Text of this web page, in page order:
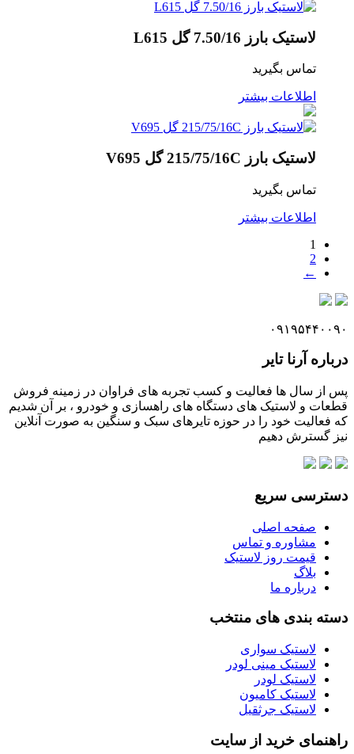
لاستیک بارز 7.50/16 گل L615
تماس بگیرید
اطلاعات بیشتر
لاستیک بارز 215/75/16C گل V695
تماس بگیرید
اطلاعات بیشتر
1
2
←
۰۹۱۹۵۴۴۰۰۹۰
درباره آرنا تایر
پس از سال ها فعالیت و کسب تجربه های فراوان در زمینه فروش
قطعات و لاستیک های دستگاه های راهسازی و خودرو ، بر آن شدیم
که فعالیت خود را در حوزه تایرهای سبک و سنگین به صورت آنلاین
نیز گسترش دهیم
دسترسی سریع
صفحه اصلی
مشاوره و تماس
قیمت روز لاستیک
بلاگ
درباره ما
دسته بندی های منتخب
لاستیک سواری
لاستیک مینی لودر
لاستیک لودر
لاستیک کامیون
لاستیک جرثقیل
راهنمای خرید از سایت